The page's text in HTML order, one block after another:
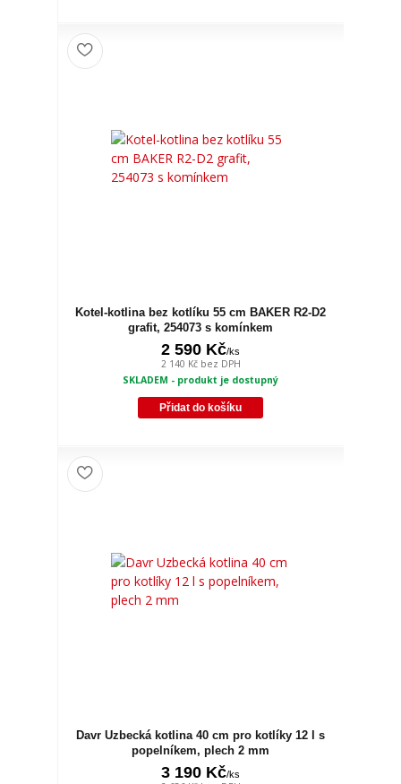
Kotel-kotlina bez kotlíku 55 cm BAKER R2-D2
grafit, 254073 s komínkem
2 590 Kč/ks
2 140 Kč bez DPH
SKLADEM - produkt je dostupný
Přidat do košíku
Davr Uzbecká kotlina 40 cm pro kotlíky 12 l s
popelníkem, plech 2 mm
3 190 Kč/ks